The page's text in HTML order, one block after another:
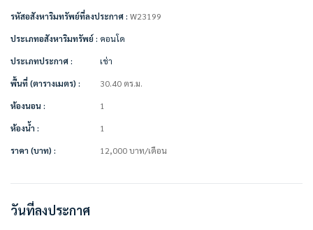
• หม้อไฟฟ้า
• ตู้เย็น
• เครื่องซักผ้า
• กาต้มน้ำ
• เครื่องทำน้ำอุ่น
• เตียง + ที่นอน 5 ฟุต
• ตู้เสื้อผ้า
• ผ้าม่าน
• โซฟา
• โต๊ะทานข้าว + เก้าอี้
• เคาน์เตอร์ครัว
รหัสอสังหาริมทรัพย์ที่ลงประกาศ : W23199
ประเภทอสังหาริมทรัพย์ : คอนโด
ประเภทประกาศ :
เช่า
พื้นที่ (ตารางเมตร) :
30.40 ตร.ม.
ห้องนอน :
1
ห้องน้ำ :
1
ราคา (บาท) :
12,000บาท/เดือน
วันที่ลงประกาศ